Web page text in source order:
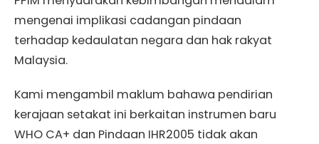
mengenai implikasi cadangan pindaan
terhadap kedaulatan negara dan hak rakyat
Malaysia.
Kami mengambil maklum bahawa pendirian
kerajaan setakat ini berkaitan instrumen baru
WHO CA+ dan Pindaan IHR2005 tidak akan